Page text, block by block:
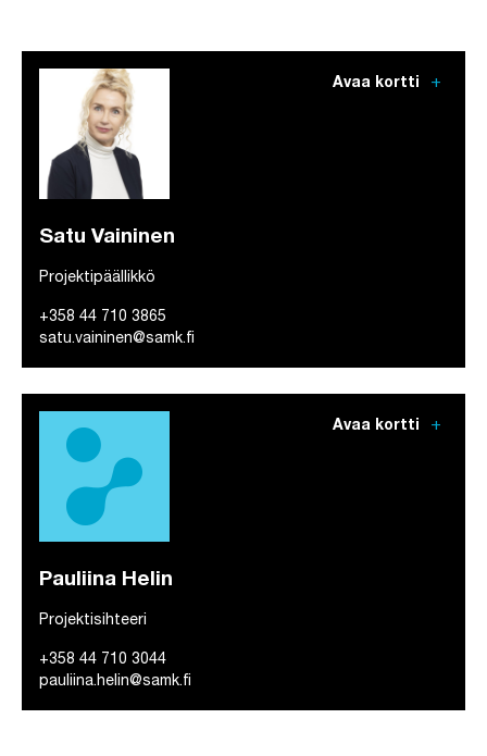
Avaa kortti add
Satu Vaininen
Projektipäällikkö
+358 44 710 3865
satu.vaininen@samk.fi
Avaa kortti add
Pauliina Helin
Projektisihteeri
+358 44 710 3044
pauliina.helin@samk.fi